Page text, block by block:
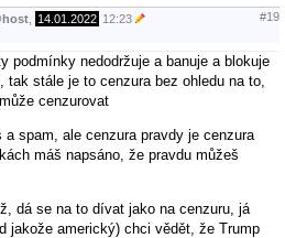
host 14.01.2022 12:23 #19
podmínky nedodržuje a banuje a blokuje
stále je to cenzura bez ohledu na to,
cenzurovat
spam, ale cenzura pravdy je cenzura
máš napsáno, že pravdu můžeš
dá se na to dívat jako na cenzuru, já
jakože americký) chci vědět, že Trump